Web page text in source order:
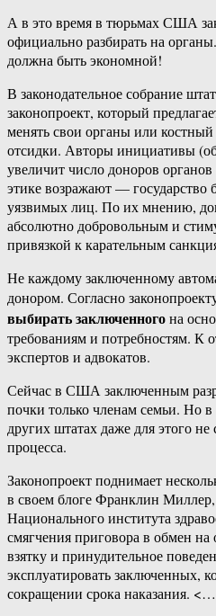
А в это время в тюрьмах США
официально разбирать на
должна быть экономной!
В законодательное собрание
законопроект, который
менять свои органы или
отсидки. Авторы инициативы
увеличит число доноров
этике возражают — государство
уязвимых лиц. По их мнению,
абсолютно добровольным и
привязкой к карательным
Не каждому заключенному
донором. Согласно
выбирать заключенногона
требованиям и потребностям. К
экспертов и адвокатов.
Сейчас в США заключенным
почки только членам семьи. Но
других штатах даже для этого
процесса.
Законопроект поднимает
в своем блоге Франклин Миллер,
Национального института
смягчения приговора в обмен
взятку и принудительное
эксплуатировать заключенных,
сокращении срока наказания.